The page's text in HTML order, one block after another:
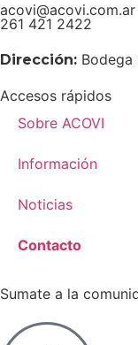
acovi@acovi.com.ar
261 421 2422
Dirección: Bodega
Accesos rápidos
Sobre ACOVI
Información
Noticias
Contacto
Sumate a la